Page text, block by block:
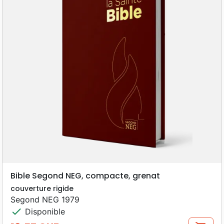
Bible Segond NEG, compacte, grenat
couverture rigide
Segond NEG 1979
check Disponible